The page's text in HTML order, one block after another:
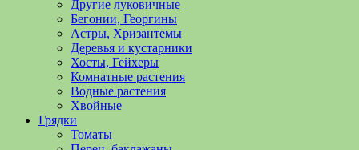
Другие луковичные
Бегонии, Георгины
Астры, Хризантемы
Деревья и кустарники
Хосты, Гейхеры
Комнатные растения
Водные растения
Хвойные
Грядки
Томаты